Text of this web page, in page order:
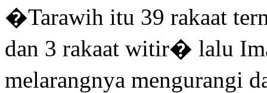
�Tarawih itu 39 rakaat
dan 3 rakaat witir� lalu
melarangnya mengurangi